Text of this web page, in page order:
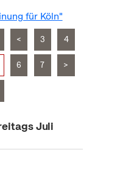
für Köln"
< 3 4
6 7 >
Juli